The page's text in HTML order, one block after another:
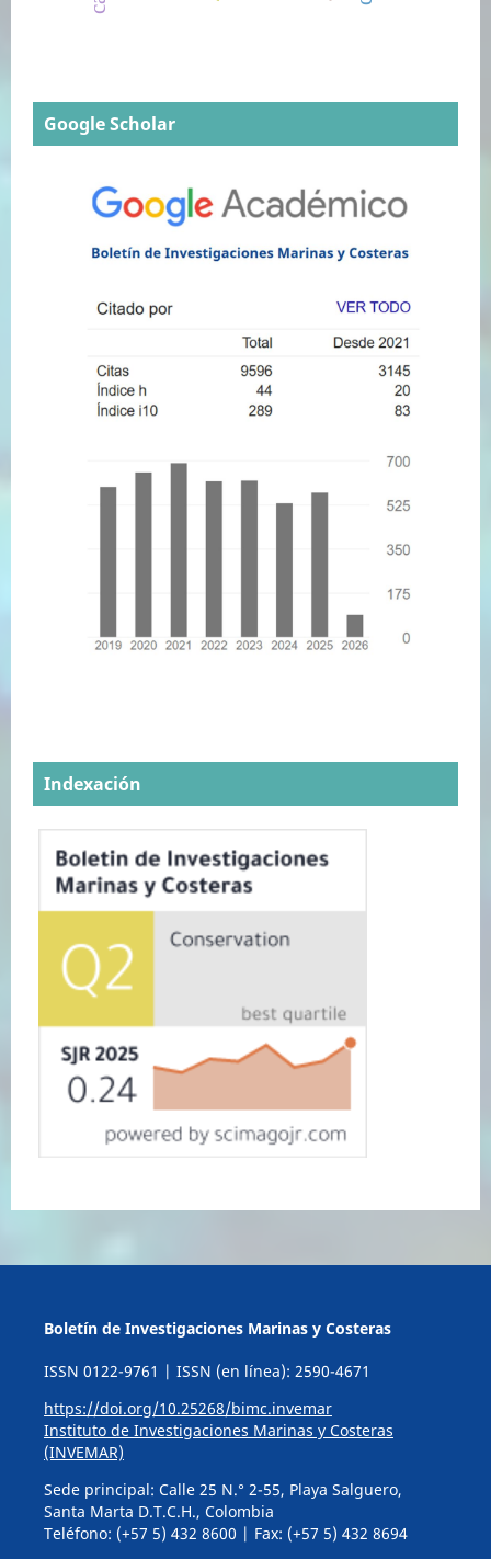
Google Scholar
Indexación
Boletín de Investigaciones Marinas y Costeras
ISSN 0122-9761 | ISSN (en línea): 2590-4671
https://doi.org/10.25268/bimc.invemar
Instituto de Investigaciones Marinas y Costeras
(INVEMAR)
Sede principal: Calle 25 N.° 2-55, Playa Salguero,
Santa Marta D.T.C.H., Colombia
Teléfono: (+57 5) 432 8600 | Fax: (+57 5) 432 8694